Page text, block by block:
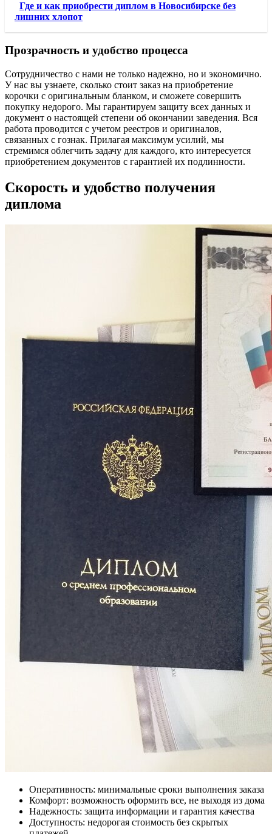
Где и как приобрести диплом в Новосибирске без
лишних хлопот
Прозрачность и удобство процесса
Сотрудничество с нами не только надежно, но и экономично.
У нас вы узнаете, сколько стоит заказ на приобретение
корочки с оригинальным бланком, и сможете совершить
покупку недорого. Мы гарантируем защиту всех данных и
документ о настоящей степени об окончании заведения. Вся
работа проводится с учетом реестров и оригиналов,
связанных с гознак. Прилагая максимум усилий, мы
стремимся облегчить задачу для каждого, кто интересуется
приобретением документов с гарантией их подлинности.
Скорость и удобство получения
диплома
Оперативность: минимальные сроки выполнения заказа
Комфорт: возможность оформить все, не выходя из дома
Надежность: защита информации и гарантия качества
Доступность: недорогая стоимость без скрытых